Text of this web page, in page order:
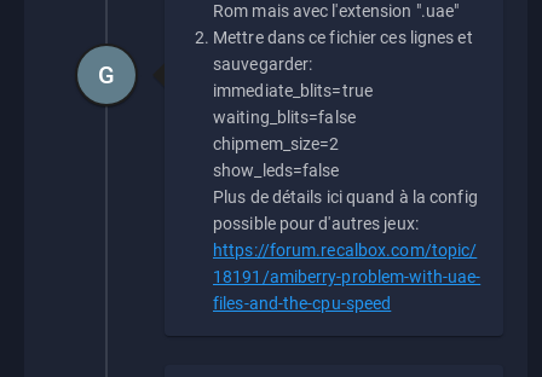
Rom mais avec l'extension ".uae"
Mettre dans ce fichier ces lignes et
sauvegarder:
immediate_blits=true
waiting_blits=false
chipmem_size=2
show_leds=false
Plus de détails ici quand à la config
possible pour d'autres jeux:
https://forum.recalbox.com/topic/
18191/amiberry-problem-with-uae-
files-and-the-cpu-speed
G